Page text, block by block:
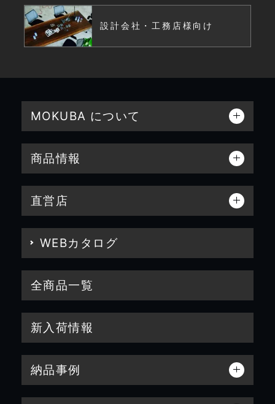
設計会社・工務店様向け
MOKUBA について
商品情報
直営店
WEBカタログ
全商品一覧
新入荷情報
納品事例